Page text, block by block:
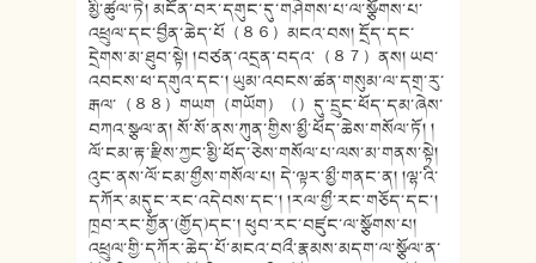
མྱི་ཚུལ་ཏེ། མངོན་བར་དགུང་དུ་གཤེགས་པ་ལ་སྩོགས་པ་
འཕྲུལ་དང་བྱྀན་ཆེད་པོ（８６）མངའ་བས། དྲོད་དང་
དྲེགས་མ་ཐུབ་སྟེ། །བཙན་འདྲན་བདའ་（８７）ནས། ཡབ་
འབངས་ཕ་དགུའ་དང་། ཡུམ་འབངས་ཚན་གསུམ་ལ་དགྲ་རུ་
རྒལ་（８８）གཡག（གཡོག）（）དུ་དྲུང་ཕོད་དམ་ཞེས་
བཀའ་སྩལ་ན། སོ་སོ་ནས་ཀུན་གྱིས་མྱྀ་ཕོད་ཆེས་གསོལ་ཏོ། །
ལོ་ངམ་རྟ་རྫིས་ཀྱང་མྱི་ཕོད་ཅེས་གསོལ་པ་ལས་མ་གནས་སྟེ།
འུང་ནས་ལོ་ངམ་གྱྀས་གསོལ་པ། དེ་ལྟར་མྱྀ་གནང་ན། །ལྷ་འི་
དཀོར་མདུང་རང་འདེབས་དང་། །རལ་གྱྀ་རང་གཅོད་དང་།
ཁྲབ་རང་གྱོན་(གྱོད)དང་། ཕུབ་རང་བཛུང་ལ་སྩོགས་པ།
འཕྲུལ་གྱི་དཀོར་ཆེད་པོ་མངའ་བའྀ་རྣམས་མདག་ལ་སྩོལ་ན་